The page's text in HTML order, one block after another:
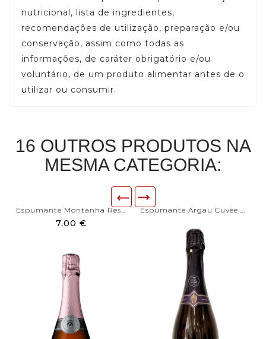
nutricional, lista de ingredientes,
recomendações de utilização, preparação e/ou
conservação, assim como todas as
informações, de caráter obrigatório e/ou
voluntário, de um produto alimentar antes de o
utilizar ou consumir.
16 OUTROS PRODUTOS NA
MESMA CATEGORIA:
Espumante Montanha Reserva...
7,00 €